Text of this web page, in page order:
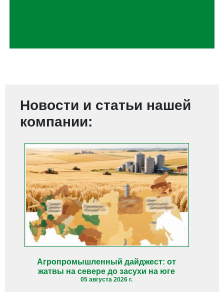
Новости и статьи нашей
компании:
Агропромышленный дайджест: от
жатвы на севере до засухи на юге
05 августа 2026 г.